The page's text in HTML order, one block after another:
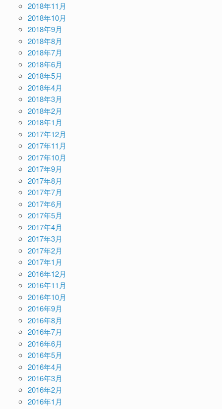
2018年11月
2018年10月
2018年9月
2018年8月
2018年7月
2018年6月
2018年5月
2018年4月
2018年3月
2018年2月
2018年1月
2017年12月
2017年11月
2017年10月
2017年9月
2017年8月
2017年7月
2017年6月
2017年5月
2017年4月
2017年3月
2017年2月
2017年1月
2016年12月
2016年11月
2016年10月
2016年9月
2016年8月
2016年7月
2016年6月
2016年5月
2016年4月
2016年3月
2016年2月
2016年1月